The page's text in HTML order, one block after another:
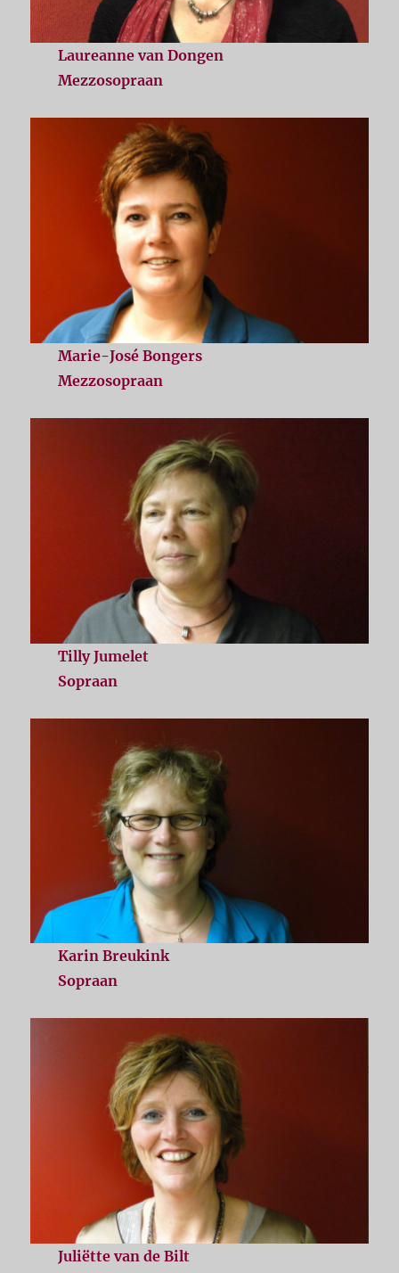
Laureanne van Dongen
Mezzosopraan
Marie-José Bongers
Mezzosopraan
Tilly Jumelet
Sopraan
Karin Breukink
Sopraan
Juliëtte van de Bilt